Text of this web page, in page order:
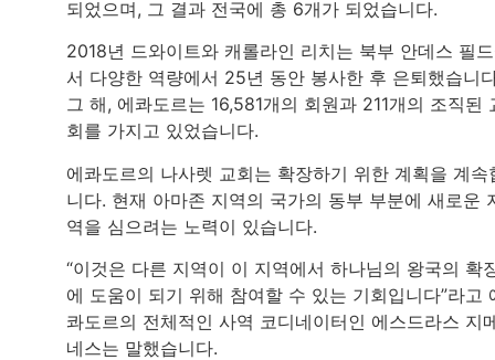
되었으며, 그 결과 전국에 총 6개가 되었습니다.
2018년 드와이트와 캐롤라인 리치는 북부 안데스 필
서 다양한 역량에서 25년 동안 봉사한 후 은퇴했습니
그 해, 에콰도르는 16,581개의 회원과 211개의 조직된
회를 가지고 있었습니다.
에콰도르의 나사렛 교회는 확장하기 위한 계획을 계속
니다. 현재 아마존 지역의 국가의 동부 부분에 새로운
역을 심으려는 노력이 있습니다.
“이것은 다른 지역이 이 지역에서 하나님의 왕국의 확
에 도움이 되기 위해 참여할 수 있는 기회입니다”라고
콰도르의 전체적인 사역 코디네이터인 에스드라스 지
네스는 말했습니다.